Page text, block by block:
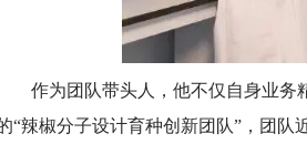
作为团队带头人，他不仅自身业务
“辣椒分子设计育种创新团队”，团队